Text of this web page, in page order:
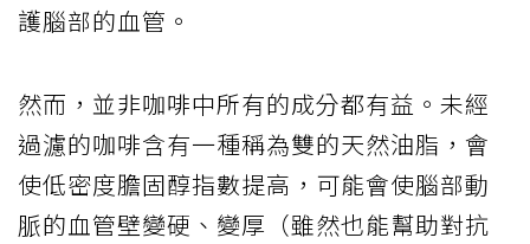
護腦部的血管。
然而，並非咖啡中所有的成分都有益。未經
過濾的咖啡含有一種稱為雙的天然油脂，會
使低密度膽固醇指數提高，可能會使腦部動
脈的血管壁變硬、變厚（雖然也能幫助對抗